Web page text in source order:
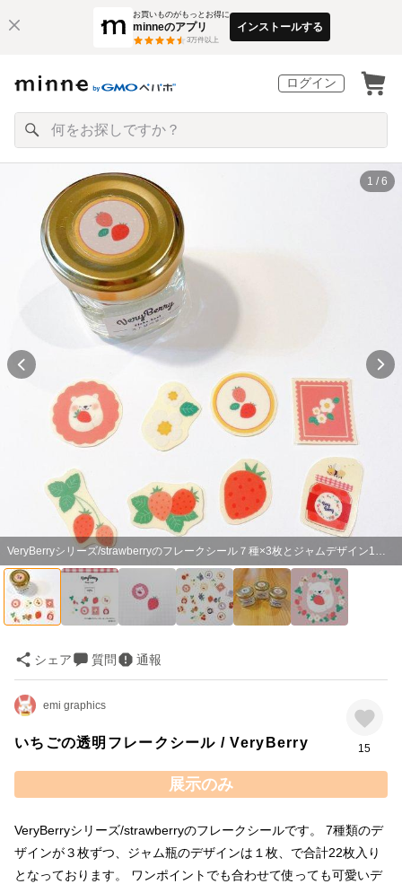
お買いものがもっとお得に
minneのアプリ
3万件以上
インストールする
ログイン
1 / 6
シェア 質問 通報
emi graphics
いちごの透明フレークシール / VeryBerry 15
展示のみ
VeryBerryシリーズ/strawberryのフレークシールです。 7種類のデ
ザインが３枚ずつ、ジャム瓶のデザインは１枚、で合計22枚入り
となっております。 ワンポイントでも合わせて使っても可愛いデ